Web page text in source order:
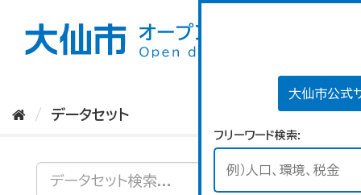
大仙市公式
フリーワード検索
データセット